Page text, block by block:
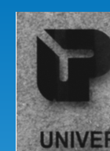
Popular
Porto
Associação
Cultural